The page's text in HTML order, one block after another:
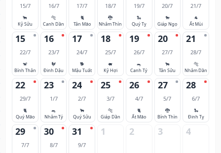
15/7
🐂
Kỷ Sửu
16/7
🐅
Canh Dần
17/7
🐈
Tân Mão
18/7
🐉
Nhâm Thìn
19/7
🐍
Quý Tỵ
20/7
🐎
Giáp Ngọ
21/7
🐐
Ất Mùi
15
22/7
🐒
Bính Thân
16
23/7
🐓
Đinh Dậu
17
24/7
🐕
Mậu Tuất
18
25/7
🐖
Kỷ Hợi
19
26/7
🐀
Canh Tý
20
27/7
🐂
Tân Sửu
21
28/7
🐅
Nhâm Dần
22
29/7
🐈
Quý Mão
23
1/7
🐀
Nhâm Tý
24
2/7
🐂
Quý Sửu
25
3/7
🐅
Giáp Dần
26
4/7
🐈
Ất Mão
27
5/7
🐉
Bính Thìn
28
6/7
🐍
Đinh Tỵ
29
7/7
30
8/7
31
9/7
1 2 3 4